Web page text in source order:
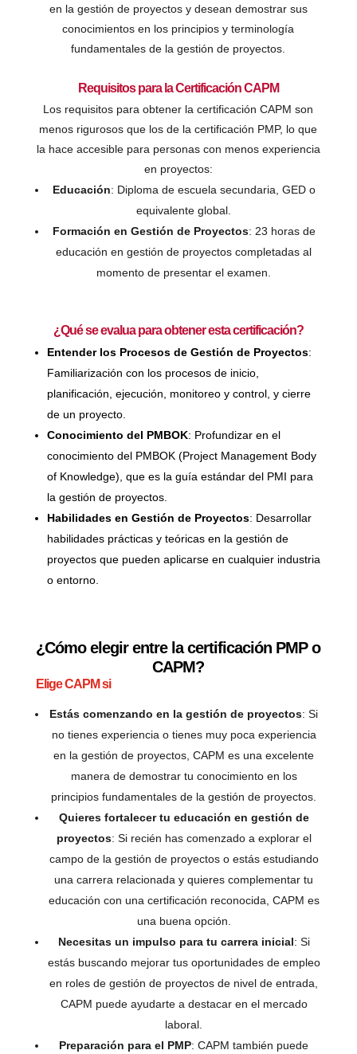
en la gestión de proyectos y desean demostrar sus
conocimientos en los principios y terminología
fundamentales de la gestión de proyectos.
Requisitos para la Certificación CAPM
Los requisitos para obtener la certificación CAPM son
menos rigurosos que los de la certificación PMP, lo que
la hace accesible para personas con menos experiencia
en proyectos:
Educación: Diploma de escuela secundaria, GED o
equivalente global.
Formación en Gestión de Proyectos: 23 horas de
educación en gestión de proyectos completadas al
momento de presentar el examen.
¿Qué se evalua para obtener esta certificación?
Entender los Procesos de Gestión de Proyectos:
Familiarización con los procesos de inicio,
planificación, ejecución, monitoreo y control, y cierre
de un proyecto.
Conocimiento del PMBOK: Profundizar en el
conocimiento del PMBOK (Project Management Body
of Knowledge), que es la guía estándar del PMI para
la gestión de proyectos.
Habilidades en Gestión de Proyectos: Desarrollar
habilidades prácticas y teóricas en la gestión de
proyectos que pueden aplicarse en cualquier industria
o entorno.
¿Cómo elegir entre la certificación PMP o
CAPM?
Elige CAPM si
Estás comenzando en la gestión de proyectos: Si
no tienes experiencia o tienes muy poca experiencia
en la gestión de proyectos, CAPM es una excelente
manera de demostrar tu conocimiento en los
principios fundamentales de la gestión de proyectos.
Quieres fortalecer tu educación en gestión de
proyectos: Si recién has comenzado a explorar el
campo de la gestión de proyectos o estás estudiando
una carrera relacionada y quieres complementar tu
educación con una certificación reconocida, CAPM es
una buena opción.
Necesitas un impulso para tu carrera inicial: Si
estás buscando mejorar tus oportunidades de empleo
en roles de gestión de proyectos de nivel de entrada,
CAPM puede ayudarte a destacar en el mercado
laboral.
Preparación para el PMP: CAPM también puede